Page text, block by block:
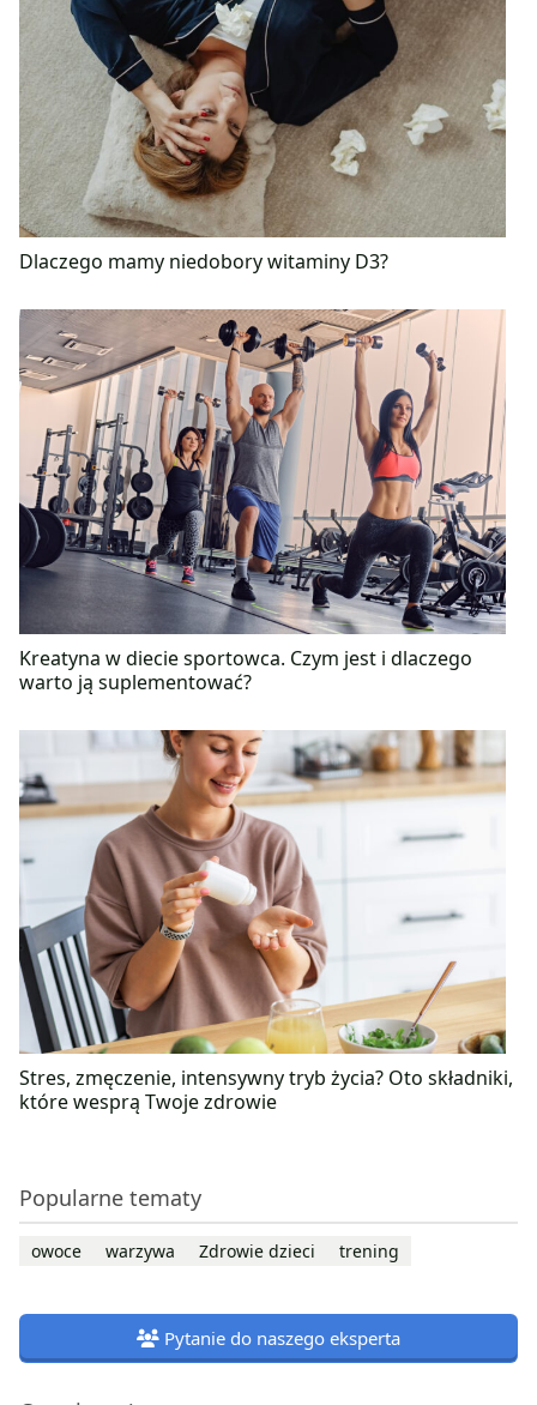
Dlaczego mamy niedobory witaminy D3?
Kreatyna w diecie sportowca. Czym jest i dlaczego
warto ją suplementować?
Stres, zmęczenie, intensywny tryb życia? Oto składniki,
które wesprą Twoje zdrowie
Popularne tematy
owoce warzywa Zdrowie dzieci trening
Pytanie do naszego eksperta